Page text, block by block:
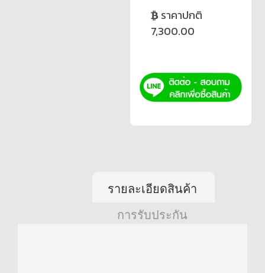
ราคาปกติ
7,300.00
รายละเอียดสินค้า
การรับประกัน